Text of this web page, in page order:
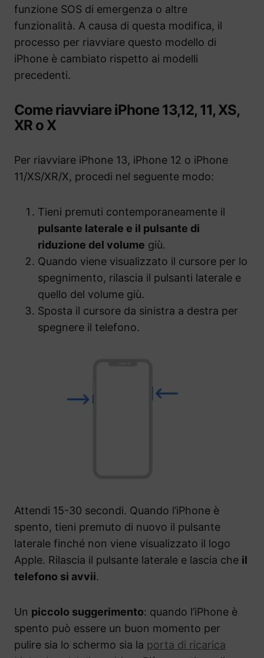
funzione SOS di emergenza o altre
funzionalità. A causa di questa modifica, il
processo per riavviare questo modello di
iPhone è cambiato rispetto ai modelli
precedenti.
Come riavviare iPhone 13,12, 11, XS,
XR o X
Per riavviare iPhone 13, iPhone 12 o iPhone
11/XS/XR/X, procedi nel seguente modo:
Tieni premuti contemporaneamente il
pulsante laterale e il pulsante di
riduzione del volume giù.
Quando viene visualizzato il cursore per lo
spegnimento, rilascia il pulsanti laterale e
quello del volume giù.
Sposta il cursore da sinistra a destra per
spegnere il telefono.
Attendi 15-30 secondi. Quando l’iPhone è
spento, tieni premuto di nuovo il pulsante
laterale finché non viene visualizzato il logo
Apple. Rilascia il pulsante laterale e lascia che il
telefono si avvii.
Un piccolo suggerimento: quando l’iPhone è
spento può essere un buon momento per
pulire sia lo schermo sia la porta di ricarica